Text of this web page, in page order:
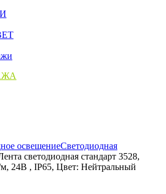
освещениеСветодиодная
светодиодная стандарт 3528,
24В , IP65, Цвет: Нейтральный